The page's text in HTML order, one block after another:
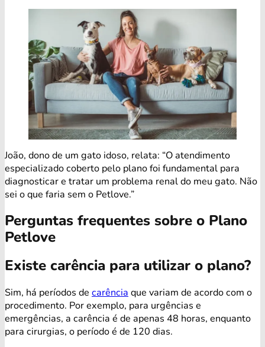
João, dono de um gato idoso, relata: “O atendimento
especializado coberto pelo plano foi fundamental para
diagnosticar e tratar um problema renal do meu gato. Não
sei o que faria sem o Petlove.”
Perguntas frequentes sobre o Plano
Petlove
Existe carência para utilizar o plano?
Sim, há períodos de carência que variam de acordo com o
procedimento. Por exemplo, para urgências e
emergências, a carência é de apenas 48 horas, enquanto
para cirurgias, o período é de 120 dias.